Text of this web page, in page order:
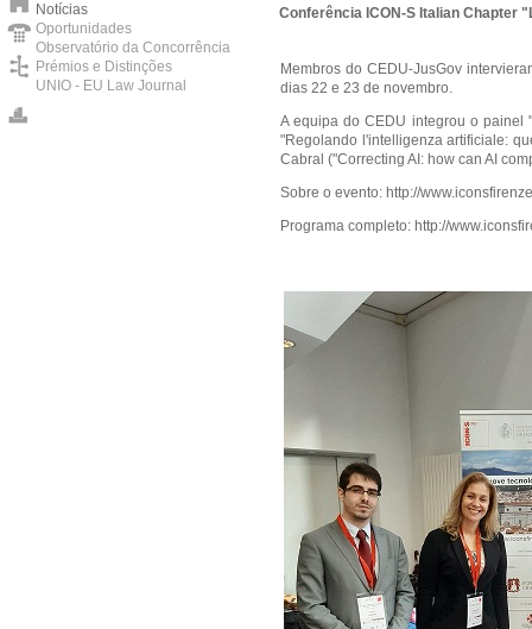
Notícias
Oportunidades
Observatório da Concorrência
Prémios e Distinções
UNIO - EU Law Journal
Conferência ICON-S Italian Chapter
Membros do CEDU-JusGov
dias 22 e 23 de novembro.
A equipa do CEDU integrou o painel
"Regolando l'intelligenza artificiale:
Cabral ("Correcting AI: how can AI
Sobre o evento: http://
Programa completo: http://